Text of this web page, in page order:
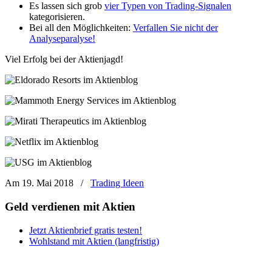
Es lassen sich grob vier Typen von Trading-Signalen
kategorisieren.
Bei all den Möglichkeiten: Verfallen Sie nicht der
Analyseparalyse!
Viel Erfolg bei der Aktienjagd!
Am 19. Mai 2018 / Trading Ideen
Geld verdienen mit Aktien
Jetzt Aktienbrief gratis testen!
Wohlstand mit Aktien (langfristig)